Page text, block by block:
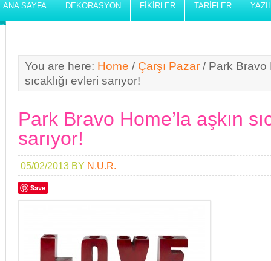
ANA SAYFA DEKORASYON FIKIRLER TARIFLER
You are here: Home / Çarşı Pazar / Park Bravo
sıcaklığı evleri sarıyor!
Park Bravo Home’la aşkın
sarıyor!
05/02/2013 BY N.U.R.
Save